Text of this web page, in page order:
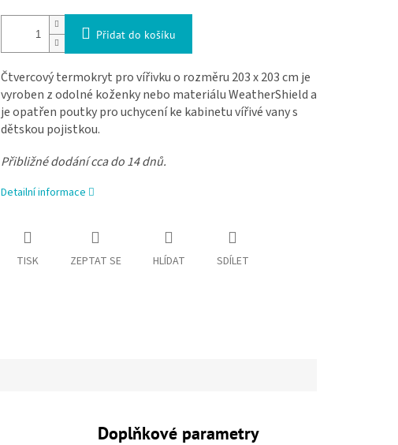
Přidat do košíku
Čtvercový termokryt pro vířivku o rozměru 203 x 203 cm je
vyroben z odolné koženky nebo materiálu WeatherShield a
je opatřen poutky pro uchycení ke kabinetu vířivé vany s
dětskou pojistkou.
Přibližné dodání cca do 14 dnů.
Detailní informace
TISK ZEPTAT SE HLÍDAT SDÍLET
Doplňkové parametry